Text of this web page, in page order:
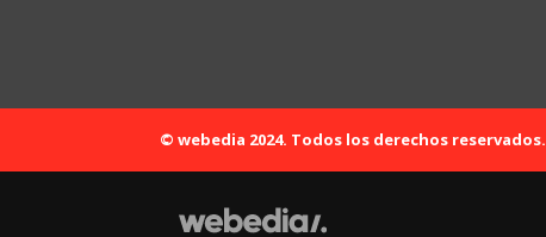
© webedia 2024. Todos los derechos reservados.